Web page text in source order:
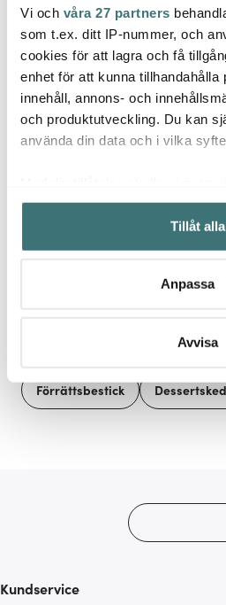
Vi och våra 27 partners
som t.ex. ditt IP-nummer, och
cookies för att lagra och få
enhet för att kunna tillhandahålla
innehåll, annons- och
och produktutveckling. Du kan
använda din data och i vilka
Samla in information om din
kan ha en noggrannhet på
Identifiera din enhet genom
Ta reda på mer om hur dina
Du kan ändra eller dra tillbaka
Vi använder cookies för att
Tillåt alla
Anpassa
Avvisa
Aarke
Aarke PET-flaska 800
ml 2-pack
299 kr
I lager
cm
I
Låt dig inspireras
Förrättsbestick
Kundservice